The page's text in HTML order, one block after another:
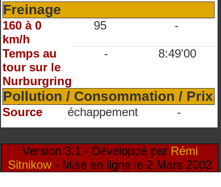
Freinage
160 à 0
km/h
95 -
Temps au
tour sur le
Nurburgring
- 8:49'00
Pollution / Consommation / Prix
Source échappement -
Version 3.1 - Développé par Rémi
Sitnikow- Mise en ligne le 2 Mars 2002